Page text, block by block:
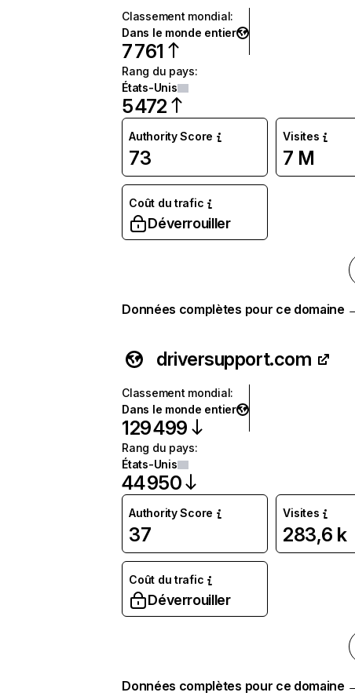
Classement mondial:
Dans le monde entier
7 761
Rang du pays:
États-Unis
5 472
Authority Score
73
Visites
7 M
Coût du trafic
Déverrouiller
Données complètes pour ce domaine
driversupport.com
Classement mondial:
Dans le monde entier
129 499
Rang du pays:
États-Unis
44 950
Authority Score
37
Visites
283,6 k
Coût du trafic
Déverrouiller
Données complètes pour ce domaine